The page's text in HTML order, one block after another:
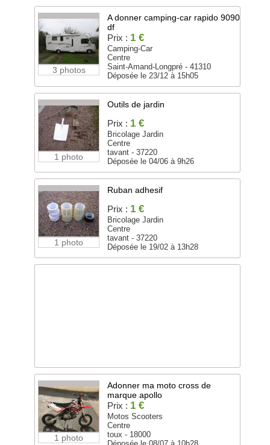
3 photos
A donner camping-car rapido 9090
df
Prix : 1 €
Camping-Car
Centre
Saint-Amand-Longpré - 41310
Déposée le 23/12 à 15h05
1 photo
Outils de jardin
Prix : 1 €
Bricolage Jardin
Centre
tavant - 37220
Déposée le 04/06 à 9h26
1 photo
Ruban adhesif
Prix : 1 €
Bricolage Jardin
Centre
tavant - 37220
Déposée le 19/02 à 13h28
1 photo
Adonner ma moto cross de
marque apollo
Prix : 1 €
Motos Scooters
Centre
toux - 18000